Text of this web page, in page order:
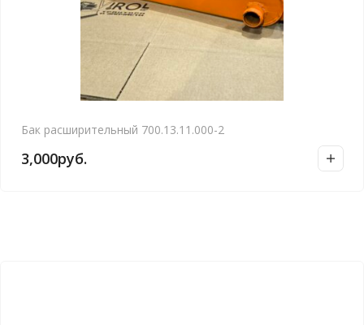
Бак расширительный 700.13.11.000-2
3,000руб.